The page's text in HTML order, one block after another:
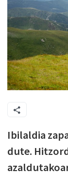
Ibilaldia
dute.